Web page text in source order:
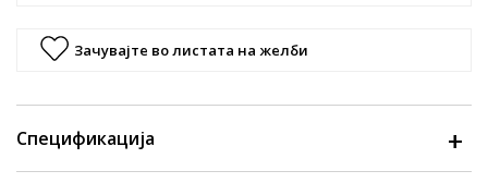
Зачувајте во листата на желби
Спецификација